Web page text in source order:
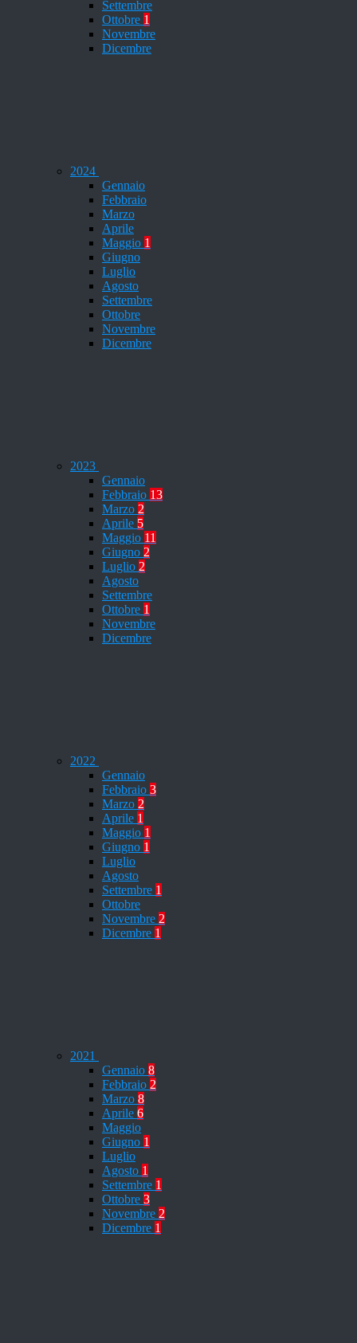
Settembre
Ottobre 1
Novembre
Dicembre
2024
Gennaio
Febbraio
Marzo
Aprile
Maggio 1
Giugno
Luglio
Agosto
Settembre
Ottobre
Novembre
Dicembre
2023
Gennaio
Febbraio 13
Marzo 2
Aprile 5
Maggio 11
Giugno 2
Luglio 2
Agosto
Settembre
Ottobre 1
Novembre
Dicembre
2022
Gennaio
Febbraio 3
Marzo 2
Aprile 1
Maggio 1
Giugno 1
Luglio
Agosto
Settembre 1
Ottobre
Novembre 2
Dicembre 1
2021
Gennaio 8
Febbraio 2
Marzo 8
Aprile 6
Maggio
Giugno 1
Luglio
Agosto 1
Settembre 1
Ottobre 3
Novembre 2
Dicembre 1